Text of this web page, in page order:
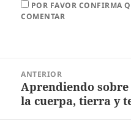
POR FAVOR CONFIRMA
COMENTAR
ANTERIOR
Aprendiendo sobre
la cuerpa, tierra y